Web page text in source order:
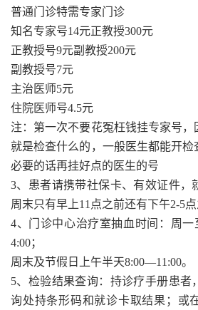
普通门诊特需专家门诊
知名专家号14元正教授300元
正教授号9元副教授200元
副教授号7元
主治医师5元
住院医师号4.5元
注：第一次不要花冤枉钱挂专家号
就是检查什么的，一般医生都能开
必要的话再挂好点的医生的号
3、患者请携带社保卡、有效证件，
周末只有早上11点之前还有下午2-5点
4、门诊中心治疗室抽血时间：周
4:00；
周末及节假日上午半天8:00—11:00。
5、检验结果查询：持诊疗手册患者
询处持条形码和就诊卡取结果；或